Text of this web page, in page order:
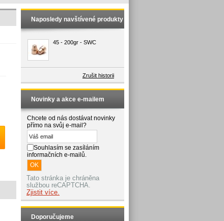
Naposledy navštívené produkty
45 - 200gr - SWC
Zrušit historii
Novinky a akce e-mailem
Chcete od nás dostávat novinky
přímo na svůj e-mail?
Souhlasím se zasíláním
informačních e-mailů.
Tato stránka je chráněna
službou reCAPTCHA.
Zjistit více.
Doporučujeme